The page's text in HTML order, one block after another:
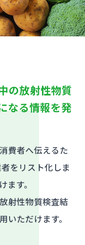
の放射性物質
なる情報を発
費者へ伝えるた
をリスト化しま
す。
射性物質検査結
いただけます。